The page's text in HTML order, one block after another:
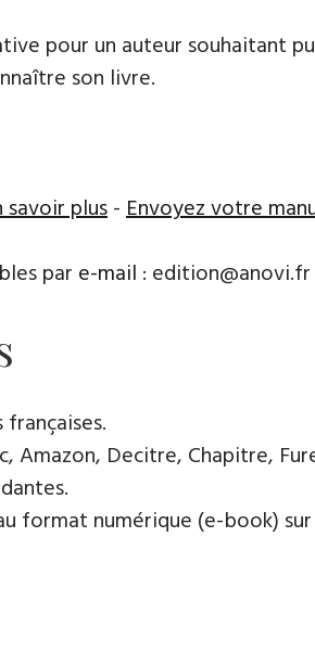
pour un auteur souhaitant
son livre.
savoir plus-Envoyez votre
par e-mail :
Amazon, Decitre, Chapitre,
numérique (e-book)